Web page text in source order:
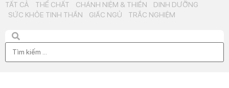
TẤT CẢ THỂ CHẤT CHÁNH NIỆM & THIỀN
DINH DƯỠNG
SỨC KHỎE TINH THẦN
GIẤC NGỦ TRẮC NGHIỆM